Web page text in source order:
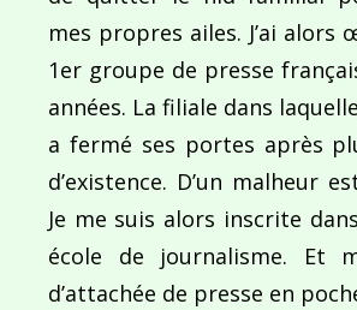
mes propres ailes. J’ai alors
1er groupe de presse
années. La filiale dans
a fermé ses portes après
d’existence. D’un malheur
Je me suis alors inscrite
école de journalisme. Et
d’attachée de presse en